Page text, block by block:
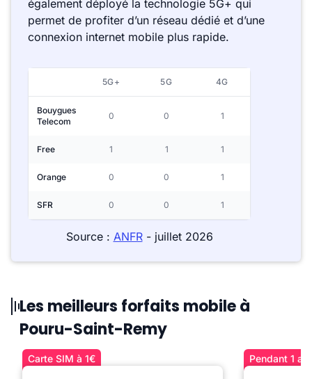
également déployé la technologie 5G+ qui
permet de profiter d’un réseau dédié et d’une
connexion internet mobile plus rapide.
5G+ 5G 4G
Bouygues
Telecom
0 0 1
Free 1 1 1
Orange 0 0 1
SFR 0 0 1
Source : ANFR- juillet 2026
Les meilleurs forfaits mobile à
Pouru-Saint-Remy
Carte SIM à 1€ Pendant 1